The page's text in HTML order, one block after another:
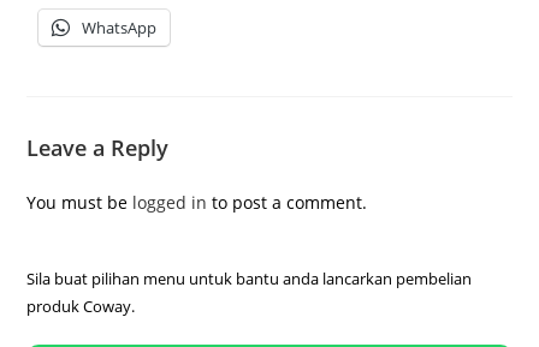
WhatsApp
Leave a Reply
You must be logged in to post a comment.
Sila buat pilihan menu untuk bantu anda lancarkan pembelian
produk Coway.